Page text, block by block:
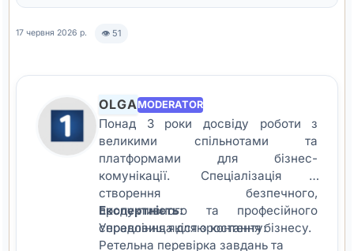
17 червня 2026 р. 👁 51
OLGAMODERATOR
Понад 3 роки досвіду роботи з
великими спільнотами та
платформами для бізнес-
комунікації. Спеціалізація -
створення безпечного,
продуктивного та професійного
середовища для зростання бізнесу.
Експертність:
Управління якістю контенту:
Ретельна перевірка завдань та